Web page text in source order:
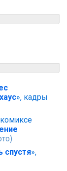
», кадры
спустя»,